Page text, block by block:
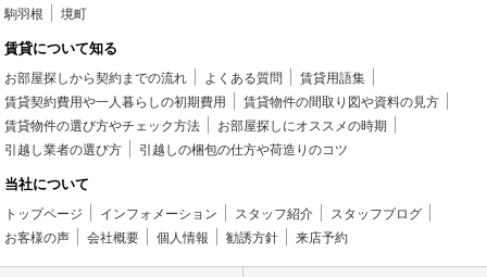
駒羽根
境町
賃貸について知る
お部屋探しから契約までの流れ よくある質問
賃貸用語集
賃貸契約費用や一人暮らしの初期費用
賃貸物件の間取り図や資料の見方
賃貸物件の選び方やチェック方法
お部屋探しにオススメの時期
引越し業者の選び方
引越しの梱包の仕方や荷造りのコツ
当社について
トップページ インフォメーション スタッフ紹介
スタッフブログ
お客様の声
会社概要 個人情報 勧誘方針 来店予約